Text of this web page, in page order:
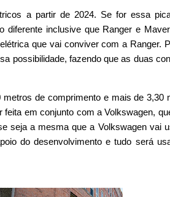
a partir de 2024. Se for essa
diferente inclusive que Ranger e
que vai conviver com a Ranger.
possibilidade, fazendo que as duas
de comprimento e mais de 3,30
em conjunto com a Volkswagen,
seja a mesma que a Volkswagen vai
do desenvolvimento e tudo será